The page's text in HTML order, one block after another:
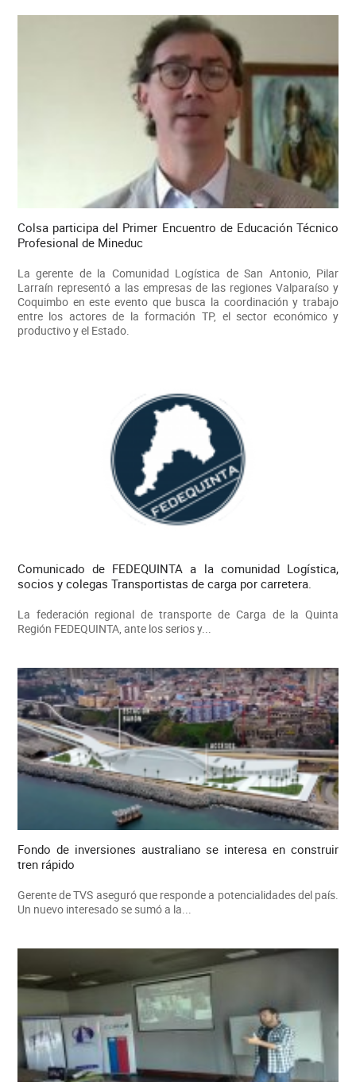
Colsa participa del Primer Encuentro de Educación Técnico
Profesional de Mineduc
La gerente de la Comunidad Logística de San Antonio, Pilar
Larraín representó a las empresas de las regiones Valparaíso y
Coquimbo en este evento que busca la coordinación y trabajo
entre los actores de la formación TP, el sector económico y
productivo y el Estado.
Comunicado de FEDEQUINTA a la comunidad Logística,
socios y colegas Transportistas de carga por carretera.
La federación regional de transporte de Carga de la Quinta
Región FEDEQUINTA, ante los serios y...
Fondo de inversiones australiano se interesa en construir
tren rápido
Gerente de TVS aseguró que responde a potencialidades del país.
Un nuevo interesado se sumó a la...